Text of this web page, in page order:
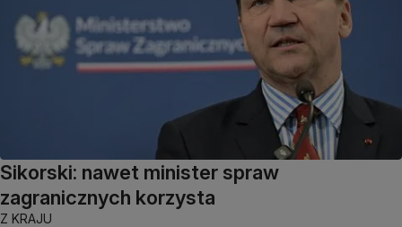
Sikorski: nawet minister spraw
zagranicznych korzysta
Z KRAJU